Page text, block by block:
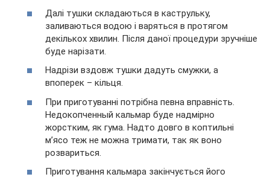
Далі тушки складаються в каструльку,
заливаються водою і варяться в протягом
декількох хвилин. Після даної процедури зручніше
буде нарізати.
Надрізи вздовж тушки дадуть смужки, а
впоперек – кільця.
При приготуванні потрібна певна вправність.
Недокопченный кальмар буде надмірно
жорстким, як гума. Надто довго в коптильні
м’ясо теж не можна тримати, так як воно
розвариться.
Приготування кальмара закінчується його